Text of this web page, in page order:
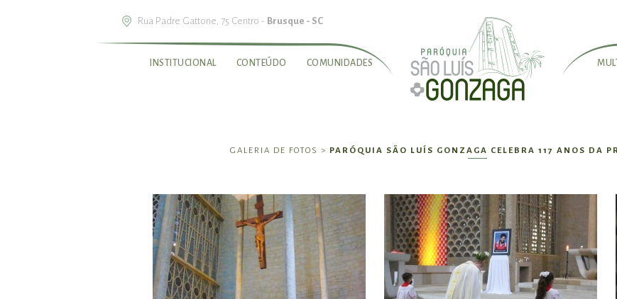
Rua Padre Gattone, 75 Centro - Brusque - SC
INSTITUCIONAL CONTEÚDO COMUNIDADES
GALERIA DE FOTOS > PARÓQUIA SÃO LUÍS GONZAGA CELEBRA 117 ANOS DA